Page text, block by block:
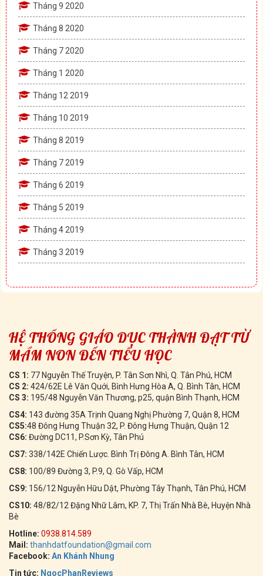
Tháng 9 2020
Tháng 8 2020
Tháng 7 2020
Tháng 1 2020
Tháng 12 2019
Tháng 10 2019
Tháng 8 2019
Tháng 7 2019
Tháng 6 2019
Tháng 5 2019
Tháng 4 2019
Tháng 3 2019
HỆ THỐNG GIÁO DỤC THÀNH ĐẠT TỪ
MẦM NON ĐẾN TIỂU HỌC
CS 1: 77 Nguyễn Thế Truyện, P. Tân Sơn Nhì, Q. Tân Phú, HCM
CS 2: 424/62E Lê Văn Quới, Bình Hưng Hòa A, Q. Bình Tân, HCM
CS 3: 195/48 Nguyễn Văn Thương, p25, quận Bình Thạnh, HCM
CS4: 143 đường 35A Trịnh Quang Nghị Phường 7, Quận 8, HCM
CS5:48 Đông Hưng Thuận 32, P. Đông Hưng Thuận, Quận 12
CS6: Đường DC11, P.Sơn Kỳ, Tân Phú
CS7: 338/142E Chiến Lược. Bình Trị Đông A. Bình Tân, HCM
CS8: 100/89 Đường 3, P.9, Q. Gò Vấp, HCM
CS9: 156/12 Nguyễn Hữu Dật, Phường Tây Thạnh, Tân Phú, HCM
CS10: 48/82/12 Đặng Nhữ Lâm, KP. 7, Thị Trấn Nhà Bè, Huyện Nhà
Bè
Hotline: 0938.814.589
Mail: thanhdatfoundation@gmail.com
Facebook: An Khánh Nhung
Tin tức: NgocPhanReviews